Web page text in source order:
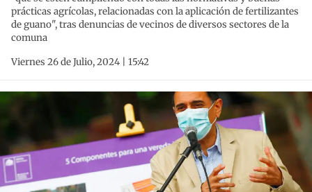
prácticas agrícolas, relacionadas con la aplicación de fertilizantes
de guano", tras denuncias de vecinos de diversos sectores de la
comuna
Viernes 26 de Julio, 2024 | 15:42